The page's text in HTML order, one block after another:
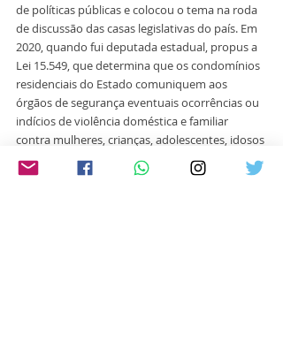
de políticas públicas e colocou o tema na roda
de discussão das casas legislativas do país. Em
2020, quando fui deputada estadual, propus a
Lei 15.549, que determina que os condomínios
residenciais do Estado comuniquem aos
órgãos de segurança eventuais ocorrências ou
indícios de violência doméstica e familiar
contra mulheres, crianças, adolescentes, idosos
e pessoas com deficiência.